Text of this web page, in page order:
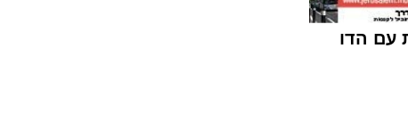
פעילות העיריה עבור הציבור החרדי | עיריית ירושלים
ב'הארץ', הפנייה הועברה גם ליועצים המשפטיים של עיריות ירושלים,
עם הדו